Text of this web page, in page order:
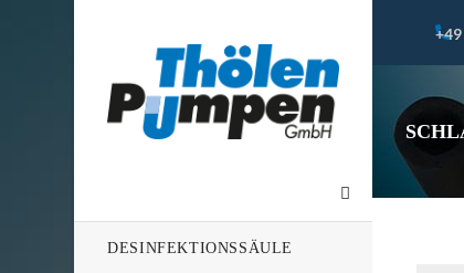
DESINFEKTIONSSÄULE